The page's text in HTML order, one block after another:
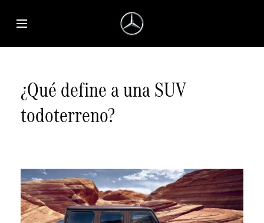
Saltar al contenido principal
Abrir menú de accesibilidad
¿Qué define a una SUV
todoterreno?